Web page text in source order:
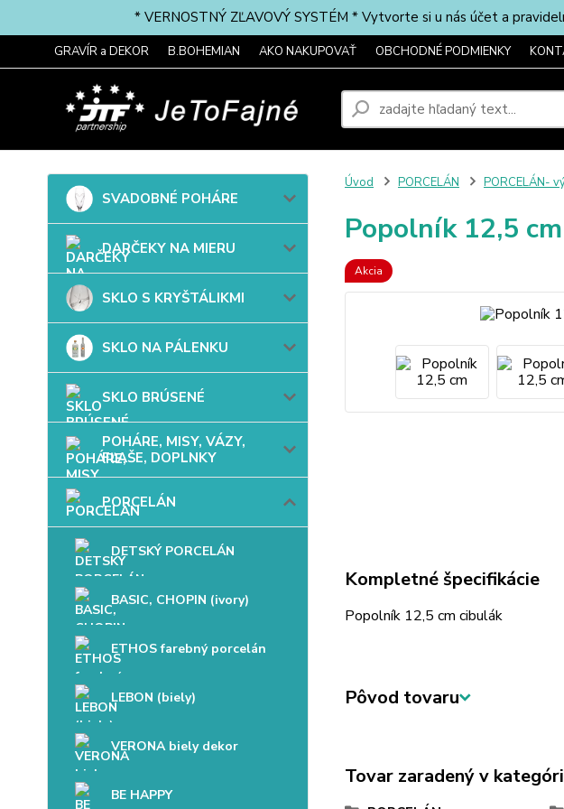
* VERNOSTNÝ ZĽAVOVÝ SYSTÉM * Vytvorte si u nás účet a
GRAVÍR a DEKOR B.BOHEMIAN AKO NAKUPOVAŤ OBCHODNÉ PODMIENKY
SVADOBNÉ POHÁRE
DARČEKY NA MIERU
SKLO S KRYŠTÁLIKMI
SKLO NA PÁLENKU
SKLO BRÚSENÉ
POHÁRE, MISY, VÁZY,
FĽAŠE, DOPLNKY
PORCELÁN
DETSKÝ PORCELÁN
BASIC, CHOPIN (ivory)
ETHOS farebný porcelán
LEBON (biely)
VERONA biely dekor
BE HAPPY
Úvod PORCELÁN PORCELÁN-
Popolník 12,5 cm
Akcia
Kompletné špecifikácie
Popolník 12,5 cm cibulák
Pôvod tovaru
Tovar zaradený v